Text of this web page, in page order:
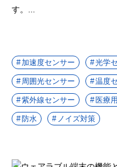
す。...
加速度センサー 光学
周囲光センサー 温度
紫外線センサー 医療
防水 ノイズ対策